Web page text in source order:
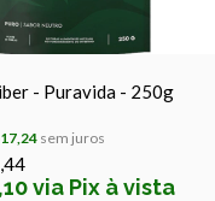
- Puravida - 250g
sem juros
via Pix à vista